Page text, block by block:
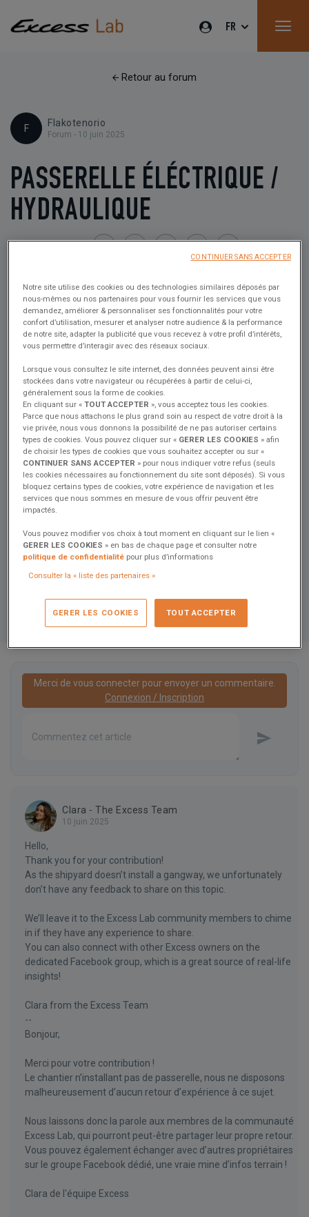
FR
Retour au forum
F
Flakotenorio
Forum - 10 juin 2025
PASSERELLE ÉLÉCTRIQUE /
HYDRAULIQUE
PartagerPartagerPartager
Bonjour à tous !
électrique ou hydraulique pour monter à bord d'un bateau.
J'envisage d'en installer une, notamment pour mes parents dans
les ports, mais je suis à court d'idées.
1 comment
Merci de vous connecter pour envoyer un commentaire.
Connexion / Inscription
Clara - The Excess Team
10 juin 2025
Hello,
Thank you for your contribution!
As the shipyard doesn’t install a gangway, we unfortunately
don’t have any feedback to share on this topic.
We’ll leave it to the Excess Lab community members to chime
in if they have any experience to share.
You can also connect with other Excess owners on the
dedicated Facebook group, which is a great source of real-life
insights!
Clara from the Excess Team
--
Bonjour,
Merci pour votre contribution !
Le chantier n’installant pas de passerelle, nous ne disposons
malheureusement d’aucun retour d’expérience à ce sujet.
Nous laissons donc la parole aux membres de la communauté
Excess Lab, qui pourront peut-être partager leur propre retour.
Vous pouvez également échanger avec d’autres propriétaires
sur le groupe Facebook dédié, une vraie mine d’infos terrain !
Clara de l'équipe Excess
Notre site utilise des cookies ou des technologies similaires déposés par
nous-mêmes ou nos partenaires pour vous fournir les services que vous
demandez, améliorer & personnaliser ses fonctionnalités pour votre
confort d’utilisation, mesurer et analyser notre audience & la performance
de notre site, adapter la publicité que vous recevez à votre profil d’intérêts,
vous permettre d’interagir avec des réseaux sociaux.
Lorsque vous consultez le site internet, des données peuvent ainsi être
stockées dans votre navigateur ou récupérées à partir de celui-ci,
généralement sous la forme de cookies.
En cliquant sur «TOUT ACCEPTER », vous acceptez tous les cookies.
Parce que nous attachons le plus grand soin au respect de votre droit à la
vie privée, nous vous donnons la possibilité de ne pas autoriser certains
types de cookies. Vous pouvez cliquer sur « GERER LES COOKIES » afin
de choisir les types de cookies que vous souhaitez accepter ou sur «
CONTINUER SANS ACCEPTER » pour nous indiquer votre refus (seuls
les cookies nécessaires au fonctionnement du site sont déposés). Si vous
bloquez certains types de cookies, votre expérience de navigation et les
services que nous sommes en mesure de vous offrir peuvent être
impactés.
Vous pouvez modifier vos choix à tout moment en cliquant sur le lien «
GERER LES COOKIES » en bas de chaque page et consulter notre
politique de confidentialité pour plus d’informations
Consulter la « liste des partenaires »
GERER LES COOKIES TOUT ACCEPTER
CONTINUER SANS ACCEPTER